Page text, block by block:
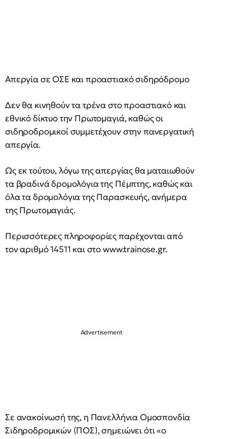
Απεργία σε ΟΣΕ και προαστιακό σιδηρόδρομο
Δεν θα κινηθούν τα τρένα στο προαστιακό και
εθνικό δίκτυο την Πρωτομαγιά, καθώς οι
σιδηροδρομικοί συμμετέχουν στην πανεργατική
απεργία.
Ως εκ τούτου, λόγω της απεργίας θα ματαιωθούν
τα βραδινά δρομολόγια της Πέμπτης, καθώς και
όλα τα δρομολόγια της Παρασκευής, ανήμερα
της Πρωτομαγιάς.
Περισσότερες πληροφορίες παρέχονται από
τον αριθμό 14511 και στο www.trainose.gr.
Σε ανακοίνωσή της, η Πανελλήνια Ομοσπονδία
Σιδηροδρομικών (ΠΟΣ), σημειώνει ότι «ο